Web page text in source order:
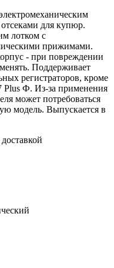
для купюр.
лотком с
прижимами.
- при повреждении
Поддерживает
регистраторов, кроме
Ф. Из-за применения
может потребоваться
модель. Выпускается в